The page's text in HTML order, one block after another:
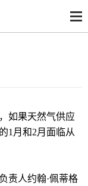
如果天然气供应
1月和2月面临从
责人约翰·佩蒂格